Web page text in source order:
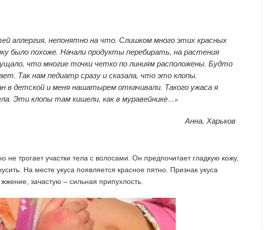
аллергия, непонятно на что. Слишком много этих красных
было похоже. Начали продукты перебирать, на растения
что многие точки четко по линиям расположены. Будто
Так нам педиатр сразу и сказала, что это клопы.
в детской и меня нашатырем откачивали. Такого ужаса я
Эти клопы там кишели, как в муравейнике…»
Анна, Харьков
не трогает участки тела с волосами. Он предпочитает гладкую кожу,
На месте укуса появляется красное пятно. Признак укуса
зачастую – сильная припухлость.